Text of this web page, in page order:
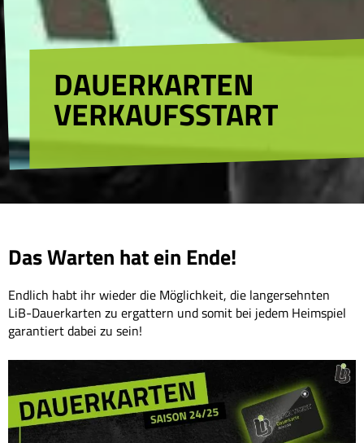
DAUERKARTEN
VERKAUFSSTART
Das Warten hat ein Ende!
Endlich habt ihr wieder die Möglichkeit, die langersehnten
LiB-Dauerkarten zu ergattern und somit bei jedem Heimspiel
garantiert dabei zu sein!